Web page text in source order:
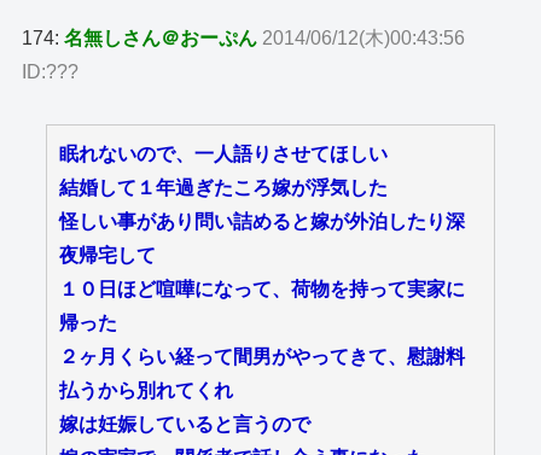
174:名無しさん＠おーぷん 2014/06/12(木)00:43:56
ID:???
眠れないので、一人語りさせてほしい
結婚して１年過ぎたころ嫁が浮気した
怪しい事があり問い詰めると嫁が外泊したり深
夜帰宅して
１０日ほど喧嘩になって、荷物を持って実家に
帰った
２ヶ月くらい経って間男がやってきて、慰謝料
払うから別れてくれ
嫁は妊娠していると言うので